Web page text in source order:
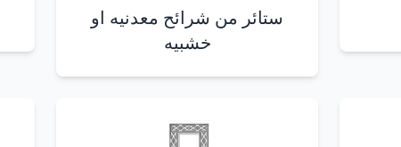
ستائر من شرائح معدنيه او
خشبيه